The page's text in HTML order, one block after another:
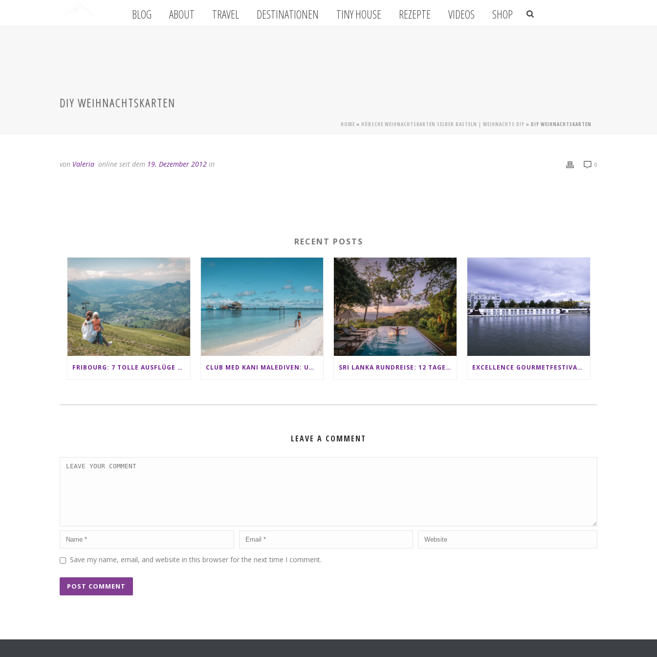
BLOG ABOUT TRAVEL DESTINATIONEN TINY HOUSE REZEPTE VIDEOS SHOP
DIY WEIHNACHTSKARTEN
HOME » HÜBSCHE WEIHNACHTSKARTEN SELBER BASTELN | WEIHNACHTS DIY » DIY WEIHNACHTSKARTEN
von Valeria online seit dem 19. Dezember 2012 in 0
RECENT POSTS
FRIBOURG: 7 TOLLE AUSFLÜGE FÜR FAMILIEN VON CHARMEY BIS LES PACCOTS CLUB MED KANI MALEDIVEN: UNSERE ERFAHRUNGEN IM ALL-INCLUSIVE PARADIES SRI LANKA RUNDREISE: 12 TAGE ZWISCHEN ELEFANTEN, TEEPLANTAGEN & STRAND ALS FAMILIE EXCELLENCE GOURMETFESTIVAL ´25: ZWEI STERNEKÖCHE ANTONIO GUIDA & DARIO MORESCO VERWÖHNEN IHRE GÄSTE AUF EINER LUXERIÖSEN SCHIFFSREISE
LEAVE A COMMENT
Save my name, email, and website in this browser for the next time I comment.